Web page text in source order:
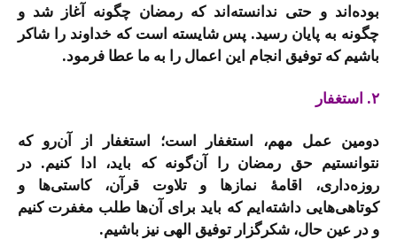
بوده‌اند و حتی ندانسته‌اند که رمضان چگونه آغاز شد و
چگونه به پایان رسید. پس شایسته است که خداوند را شاکر
باشیم که توفیق انجام این اعمال را به ما عطا فرمود.
۲. استغفار
دومین عمل مهم، استغفار است؛ استغفار از آن‌رو که
نتوانستیم حق رمضان را آن‌گونه که باید، ادا کنیم. در
روزه‌داری، اقامۀ نمازها و تلاوت قرآن، کاستی‌ها و
کوتاهی‌هایی داشته‌ایم که باید برای آن‌ها طلب مغفرت کنیم
و در عین حال، شکرگزار توفیق الهی نیز باشیم.